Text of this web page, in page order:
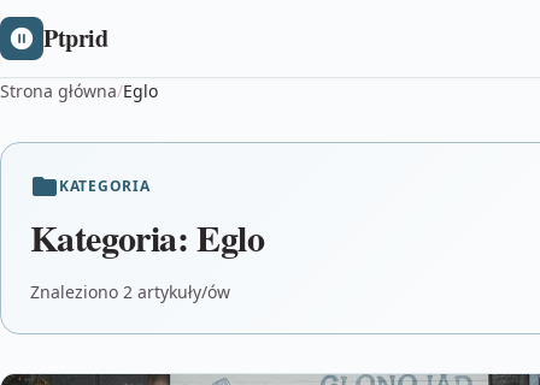
Ptprid
Strona główna/Eglo
KATEGORIA
Kategoria:Eglo
Znaleziono 2 artykuły/ów